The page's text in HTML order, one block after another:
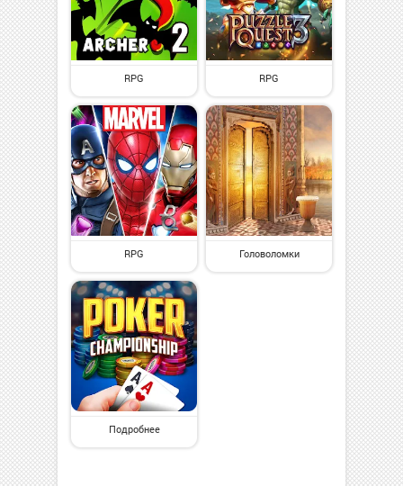
RPG RPG
RPG Головоломки
Подробнее